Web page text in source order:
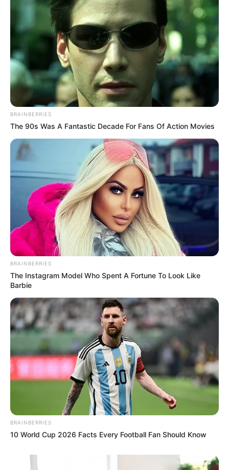
BRAINBERRIES
The 90s Was A Fantastic Decade For Fans Of Action Movies
BRAINBERRIES
The Instagram Model Who Spent A Fortune To Look Like
Barbie
BRAINBERRIES
10 World Cup 2026 Facts Every Football Fan Should Know